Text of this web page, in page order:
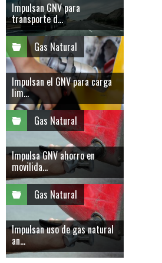
Impulsan GNV para
transporte d...
Gas Natural
Impulsan el GNV para carga
lim...
Gas Natural
Impulsa GNV ahorro en
movilida...
Gas Natural
Impulsan uso de gas natural
an...